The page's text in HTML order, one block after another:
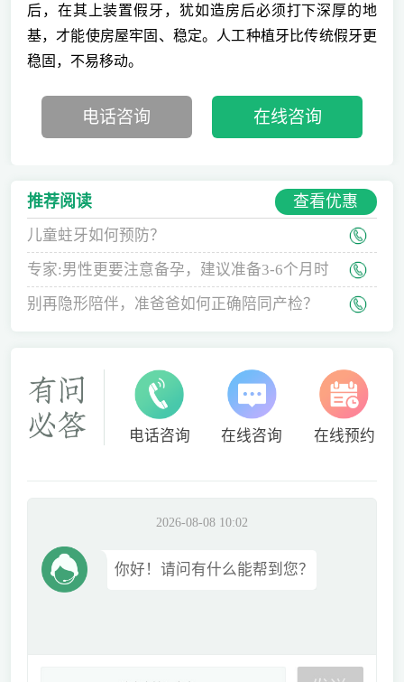
后，在其上装置假牙，犹如造房后必须打下深厚的地
基，才能使房屋牢固、稳定。人工种植牙比传统假牙更
稳固，不易移动。
电话咨询 在线咨询
推荐阅读 查看优惠
儿童蛀牙如何预防？
专家:男性更要注意备孕，建议准备3-6个月时
间
别再隐形陪伴，准爸爸如何正确陪同产检？
电话咨询 在线咨询 在线预约
2026-08-08 10:02
你好！请问有什么能帮到您？